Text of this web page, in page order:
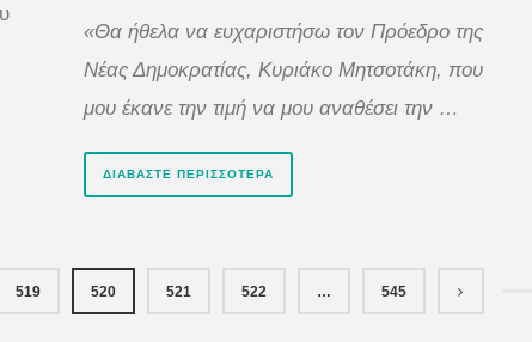
«Θα ήθελα να ευχαριστήσω τον Πρόεδρο της
Νέας Δημοκρατίας, Κυριάκο Μητσοτάκη, που
μου έκανε την τιμή να μου αναθέσει την …
ΔΙΑΒΆΣΤΕ ΠΕΡΙΣΣΌΤΕΡΑ
519 520 521 522 … 545